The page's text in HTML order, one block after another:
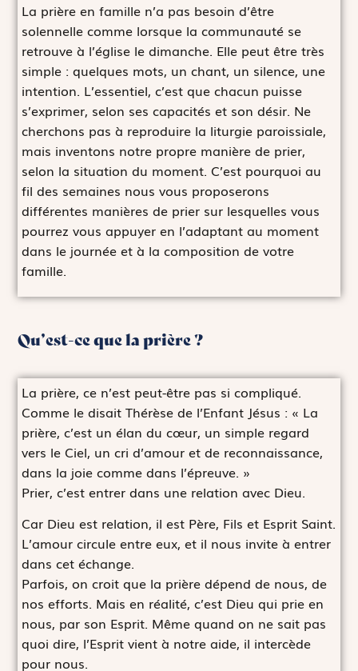
La prière en famille n’a pas besoin d’être
solennelle comme lorsque la communauté se
retrouve à l’église le dimanche. Elle peut être très
simple : quelques mots, un chant, un silence, une
intention. L’essentiel, c’est que chacun puisse
s’exprimer, selon ses capacités et son désir. Ne
cherchons pas à reproduire la liturgie paroissiale,
mais inventons notre propre manière de prier,
selon la situation du moment. C’est pourquoi au
fil des semaines nous vous proposerons
différentes manières de prier sur lesquelles vous
pourrez vous appuyer en l’adaptant au moment
dans le journée et à la composition de votre
famille.
Qu’est-ce que la prière ?
La prière, ce n’est peut-être pas si compliqué.
Comme le disait Thérèse de l’Enfant Jésus : « La
prière, c’est un élan du cœur, un simple regard
vers le Ciel, un cri d’amour et de reconnaissance,
dans la joie comme dans l’épreuve. »
Prier, c’est entrer dans une relation avec Dieu.
Car Dieu est relation, il est Père, Fils et Esprit Saint.
L’amour circule entre eux, et il nous invite à entrer
dans cet échange.
Parfois, on croit que la prière dépend de nous, de
nos efforts. Mais en réalité, c’est Dieu qui prie en
nous, par son Esprit. Même quand on ne sait pas
quoi dire, l’Esprit vient à notre aide, il intercède
pour nous.